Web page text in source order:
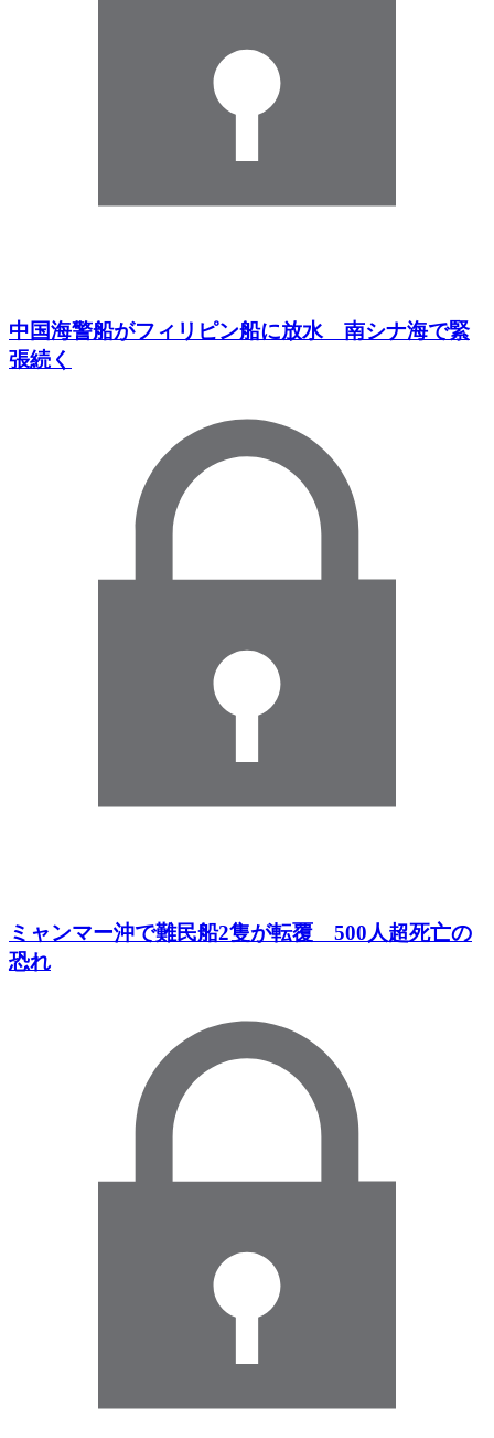
中国海警船がフィリピン船に放水 南シナ海で緊
張続く
ミャンマー沖で難民船2隻が転覆 500人超死亡の
恐れ